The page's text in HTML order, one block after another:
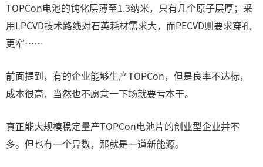
TOPCon电池的钝化层薄至1.3纳米，只有几个原子层厚；采
用LPCVD技术路线对石英耗材需求大，而PECVD则要求穿孔
更窄……
前面提到，有的企业能够生产TOPCon，但是良率不达标，
成本很高，当然也不愿意一下场就要亏本干。
真正能大规模稳定量产TOPCon电池片的创业型企业并不
多。但也有一个异数，那就是一道新能源。